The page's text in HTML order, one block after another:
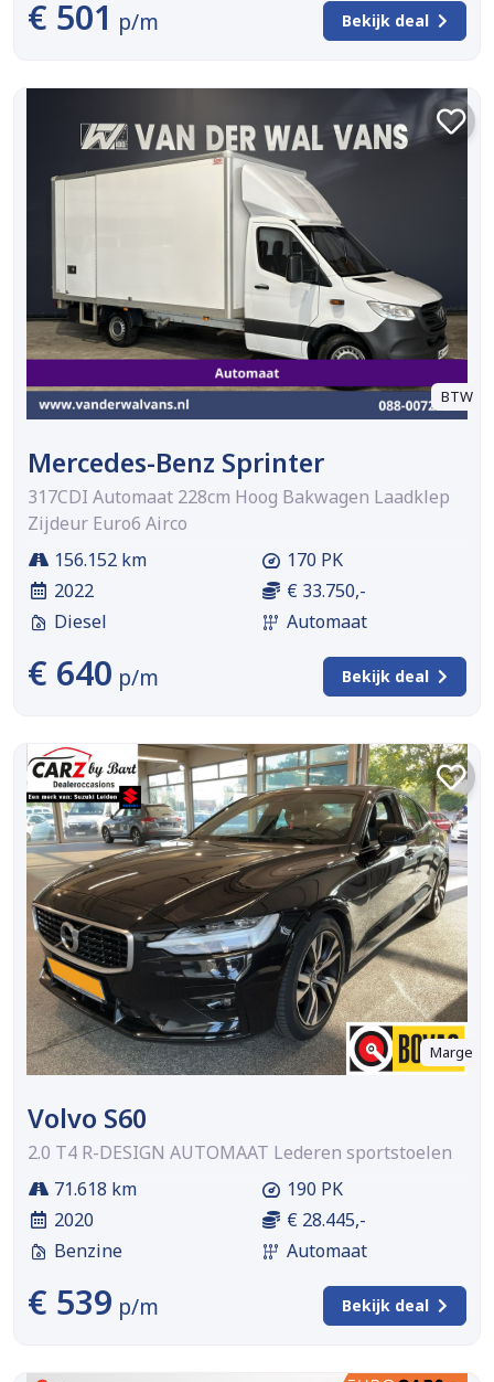
€ 501 p/m Bekijk deal
BTW
Mercedes-Benz Sprinter
317CDI Automaat 228cm Hoog Bakwagen Laadklep
Zijdeur Euro6 Airco
156.152 km
2022
Diesel
170 PK
€ 33.750,-
Automaat
€ 640 p/m Bekijk deal
Marge
Volvo S60
2.0 T4 R-DESIGN AUTOMAAT Lederen sportstoelen
71.618 km
2020
Benzine
190 PK
€ 28.445,-
Automaat
€ 539 p/m Bekijk deal